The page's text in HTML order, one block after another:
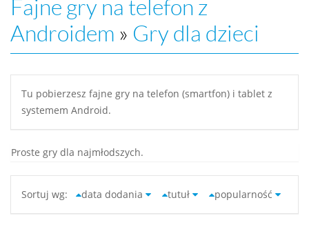
Fajne gry na telefon z
Androidem » Gry dla dzieci
Tu pobierzesz fajne gry na telefon (smartfon) i tablet z
systemem Android.
Proste gry dla najmłodszych.
Sortuj wg: data dodania tutuł popularność